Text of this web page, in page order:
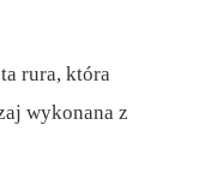
rura, która
wykonana z